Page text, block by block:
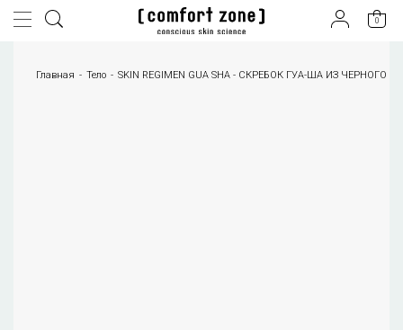
0
Главная Тело SKIN REGIMEN GUA SHA - СКРЕБОК ГУА-ША ИЗ ЧЕРНОГО